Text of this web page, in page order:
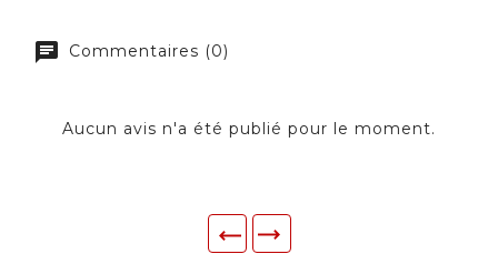
Commentaires (0)
Aucun avis n'a été publié pour le moment.